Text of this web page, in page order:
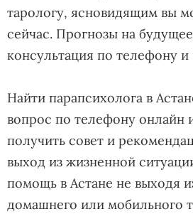
тарологу, ясновидящим вы
сейчас. Прогнозы на
консультация по телефону и
Найти парапсихолога в
вопрос по телефону онлайн
получить совет и
выход из жизненной
помощь в Астане не выходя
домашнего или мобильного